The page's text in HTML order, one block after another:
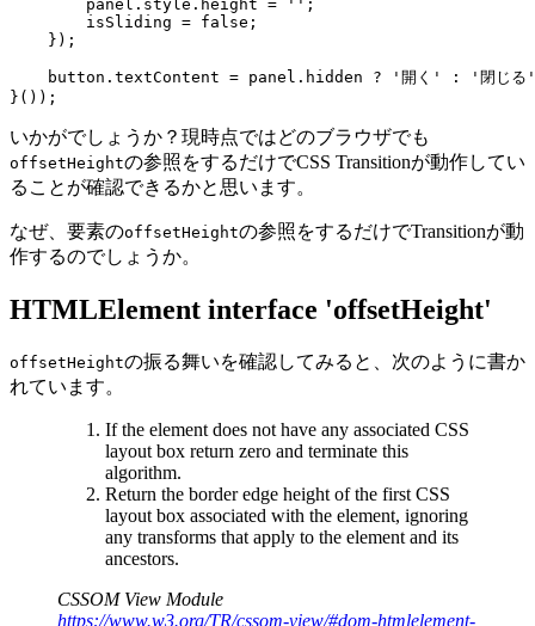
        panel.style.height = '';
        isSliding = false;
    });
button.textContent = panel.hidden ? '開く' : '閉じる
}());
いかがでしょうか？現時点ではどのブラウザでも
offsetHeightの参照をするだけでCSS Transitionが動作してい
ることが確認できるかと思います。
なぜ、要素のoffsetHeightの参照をするだけでTransitionが動
作するのでしょうか。
HTMLElement interface 'offsetHeight'
offsetHeightの振る舞いを確認してみると、次のように書か
れています。
If the element does not have any associated CSS
layout box return zero and terminate this
algorithm.
Return the border edge height of the first CSS
layout box associated with the element, ignoring
any transforms that apply to the element and its
ancestors.
CSSOM View Module
https://www.w3.org/TR/cssom-view/#dom-htmlelement-